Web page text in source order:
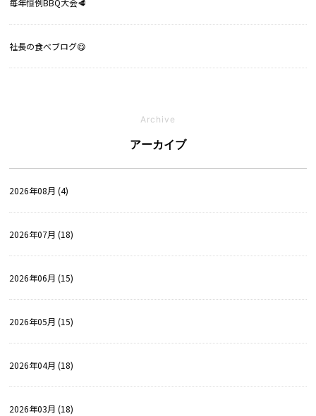
社長の食べブログ😋
Archive
アーカイブ
2026年08月 (4)
2026年07月 (18)
2026年06月 (15)
2026年05月 (15)
2026年04月 (18)
2026年03月 (18)